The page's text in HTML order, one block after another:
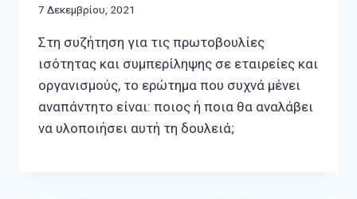
7 Δεκεμβρίου, 2021
Στη συζήτηση για τις πρωτοβουλίες
ισότητας και συμπερίληψης σε εταιρείες και
οργανισμούς, το ερώτημα που συχνά μένει
αναπάντητο είναι: ποιος ή ποια θα αναλάβει
να υλοποιήσει αυτή τη δουλειά;